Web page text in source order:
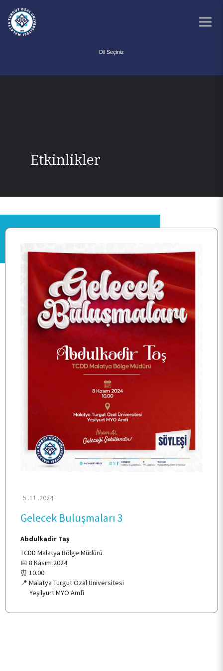
ANA SAYFA
KURUMSAL
ARAŞTIRMA
TOPLUMSAL KATKI
E-HİZMET
İLETİŞİM
Etkinlikler
5 .11 .2024
Gelecek Buluşmaları 3
Abdulkadir Taş
TCDD Malatya Bölge Müdürü
📅 8 Kasım 2024
⏰ 10.00
📍 Malatya Turgut Özal Üniversitesi
Yeşilyurt MYO Amfi